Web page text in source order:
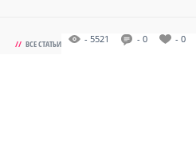
// ВСЕ СТАТЬИ - 5521 - 0 - 0